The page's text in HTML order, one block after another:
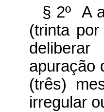
§ 2º A
(trinta
apuração
(três)
irregular